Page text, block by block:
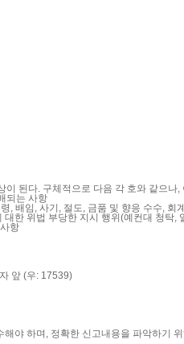
된다. 구체적으로 다음 각 호와 같으나,
되는 사항
, 배임, 사기, 절도, 금품 및 향응 수수, 회
한 위법 부당한 지시 행위(예컨대 청탁,
항
앞 (우: 17539)
야 하며, 정확한 신고내용을 파악하기